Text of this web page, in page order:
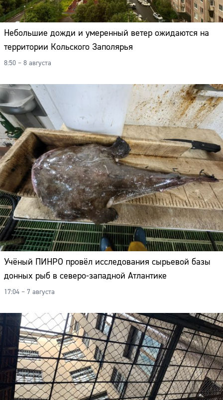
Небольшие дожди и умеренный ветер ожидаются на
территории Кольского Заполярья
8:50 – 8 августа
Учёный ПИНРО провёл исследования сырьевой базы
донных рыб в северо-западной Атлантике
17:04 – 7 августа
Адрес:
Телефон: